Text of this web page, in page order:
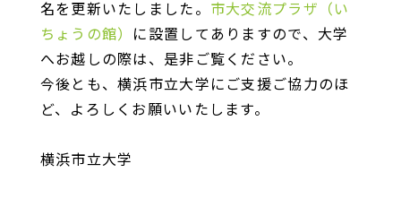
名を更新いたしました。 市大交流プラザ（い
ちょうの館） に設置してありますので、大学
へお越しの際は、是非ご覧ください。
今後とも、横浜市立大学にご支援ご協力のほ
ど、よろしくお願いいたします。
横浜市立大学